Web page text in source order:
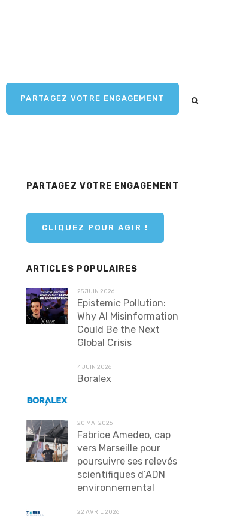
PARTAGEZ VOTRE ENGAGEMENT
PARTAGEZ VOTRE ENGAGEMENT
CLIQUEZ POUR AGIR !
ARTICLES POPULAIRES
25 JUIN 2026
Epistemic Pollution:
Why AI Misinformation
Could Be the Next
Global Crisis
4 JUIN 2026
Boralex
20 MAI 2026
Fabrice Amedeo, cap
vers Marseille pour
poursuivre ses relevés
scientifiques d’ADN
environnemental
22 AVRIL 2026